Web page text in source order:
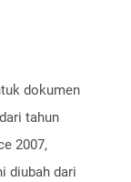
dokumen
tahun
2007,
diubah dari